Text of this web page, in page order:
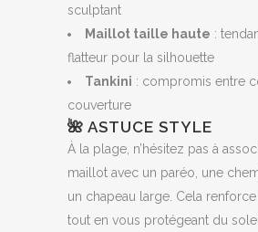
sculptant
Maillot taille haute :
flatteur pour la silhouette
Tankini : compromis entre
couverture
🌺 ASTUCE STYLE
À la plage, n’hésitez pas à
maillot avec un paréo, une
un chapeau large. Cela
tout en vous protégeant du soleil.